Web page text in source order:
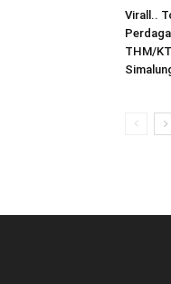
Virall..
THM/